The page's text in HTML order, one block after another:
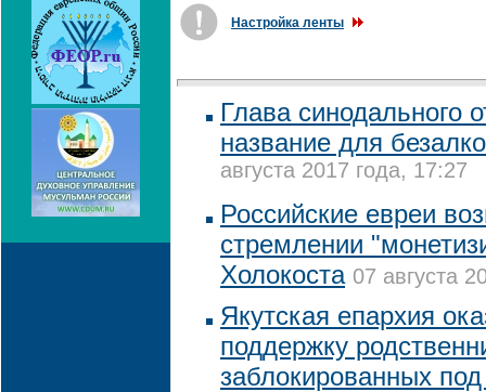
Настройка ленты
Глава синодального
название для
августа 2017 года, 17:27
Российские евреи
стремлении
Холокоста 07 августа
Якутская епархия
поддержку
заблокированных